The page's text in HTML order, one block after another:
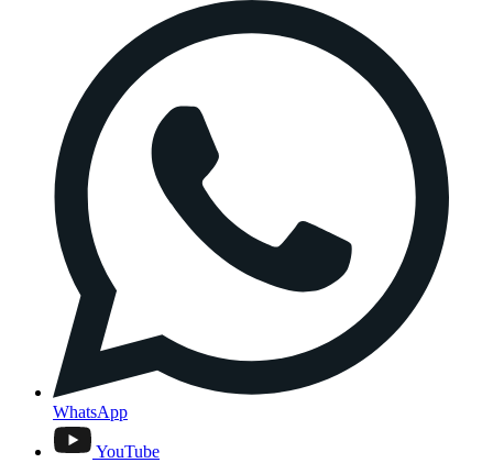
WhatsApp
YouTube